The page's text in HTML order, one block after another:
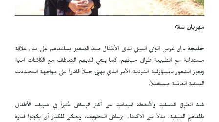
مهربان سلام
حلبجة ـإنّ غرس الوعي البيئي لدى الأطفال منذ الصغير يساعدهم على بناء علاقة
مستدامة مع الطبيعة طوال حياتهم، كما ينمّي لديهم التعاطف مع الكائنات الحية
ويعزز الشعور بالمسؤولية الفردية، الأمر الذي يهيّئ جيلاً قادراً على مواجهة التحديات
البيئية العالمية مستقبلاً.
تُعدّ الطرق العملية والأنشطة الميدانية من أكثر الوسائل تأثيراً في تعريف الأطفال
بالمفاهيم البيئية، بدلاً من الاكتفاء برسائل التخويف، ويمكن للكبار أن يكونوا قدوة